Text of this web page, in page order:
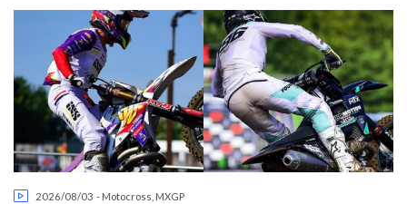
2026/08/03 - Motocross MXGP